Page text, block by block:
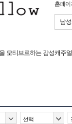
홈페이
남
모티브로하는 감성캐주